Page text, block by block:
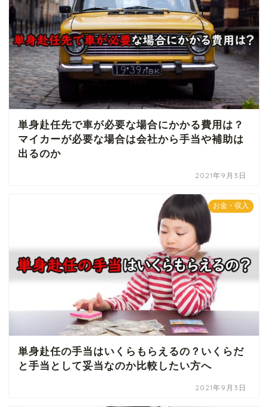
単身赴任先で車が必要な場合にかかる費用は？
マイカーが必要な場合は会社から手当や補助は
出るのか
2021年9月3日
お金・収入
単身赴任の手当はいくらもらえるの？いくらだ
と手当として妥当なのか比較したい方へ
2021年9月3日